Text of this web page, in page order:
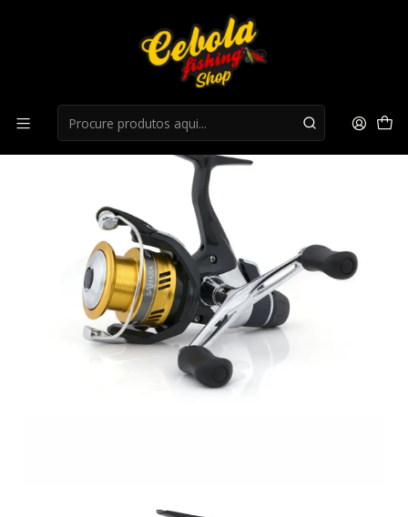
Carretos Spinning
Carreto Shimano Sahara RD 3000SS HG DH